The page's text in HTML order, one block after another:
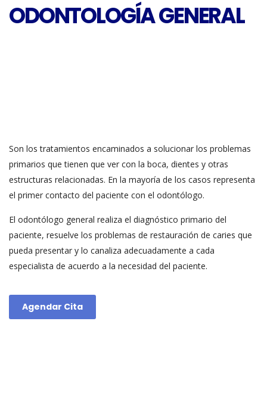
ODONTOLOGÍA GENERAL
Son los tratamientos encaminados a solucionar los problemas
primarios que tienen que ver con la boca, dientes y otras
estructuras relacionadas. En la mayoría de los casos representa
el primer contacto del paciente con el odontólogo.
El odontólogo general realiza el diagnóstico primario del
paciente, resuelve los problemas de restauración de caries que
pueda presentar y lo canaliza adecuadamente a cada
especialista de acuerdo a la necesidad del paciente.
Agendar Cita